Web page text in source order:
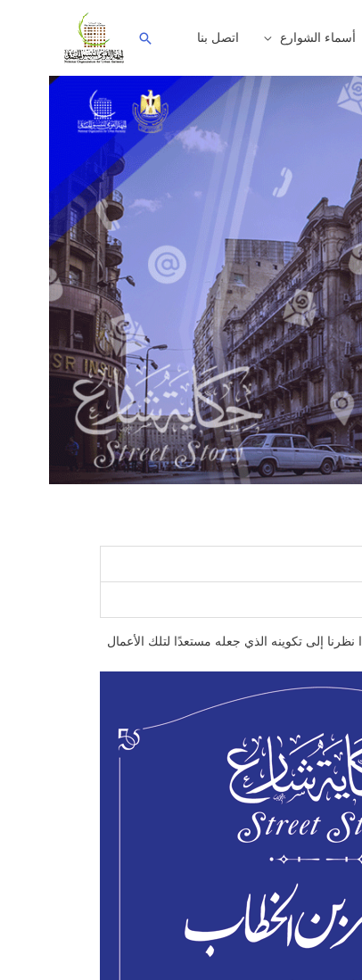
أسماء الشوارع اتصل بنا
إلى تكوينه الذي جعله مستعدًا لتلك الأعمال